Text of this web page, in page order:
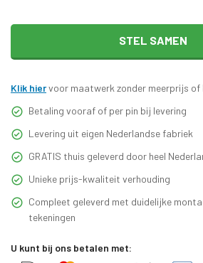
STEL SAMEN
Klik hiervoor maatwerk zonder meerprijs of
Betaling vooraf of per pin bij levering
Levering uit eigen Nederlandse fabriek
GRATIS thuis geleverd door heel
Unieke prijs-kwaliteit verhouding
Compleet geleverd met duidelijke
tekeningen
U kunt bij ons betalen met: